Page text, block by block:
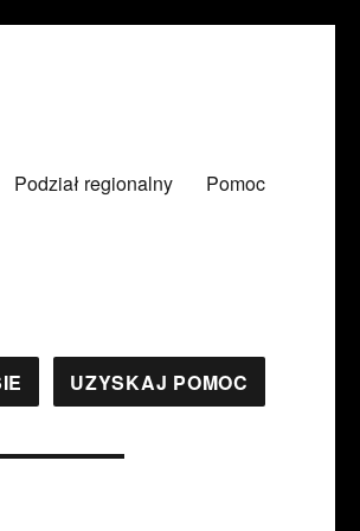
Podział regionalny Pomoc
UZYSKAJ POMOC